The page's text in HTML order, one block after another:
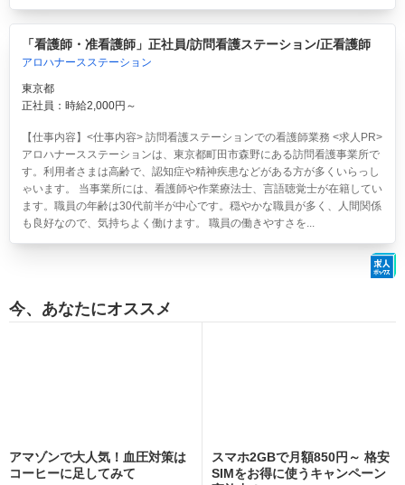
「看護師・准看護師」正社員/訪問看護ステーション/正看護師
アロハナースステーション
東京都
正社員：時給2,000円～
【仕事内容】<仕事内容> 訪問看護ステーションでの看護師業務 <求人PR>
アロハナースステーションは、東京都町田市森野にある訪問看護事業所で
す。利用者さまは高齢で、認知症や精神疾患などがある方が多くいらっし
ゃいます。 当事業所には、看護師や作業療法士、言語聴覚士が在籍してい
ます。職員の年齢は30代前半が中心です。穏やかな職員が多く、人間関係
も良好なので、気持ちよく働けます。 職員の働きやすさを...
今、あなたにオススメ
アマゾンで大人気！血圧対策は
コーヒーに足してみて
スマホ2GBで月額850円～ 格安
SIMをお得に使うキャンペーン